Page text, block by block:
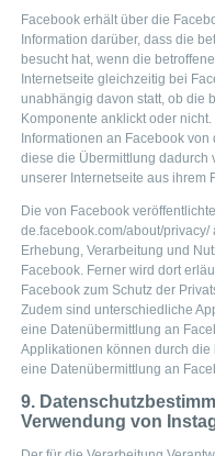
Facebook erhält über die
Information darüber, dass die
besucht hat, wenn die
Internetseite gleichzeitig bei
unabhängig davon statt, ob die
Komponente anklickt oder
Informationen an Facebook
diese die Übermittlung dadurch
unserer Internetseite aus ihrem
Die von Facebook
de.facebook.com/about/
Erhebung, Verarbeitung und
Facebook. Ferner wird dort
Facebook zum Schutz der
Zudem sind unterschiedliche
eine Datenübermittlung an
Applikationen können durch
eine Datenübermittlung an
9.
Verwendung von